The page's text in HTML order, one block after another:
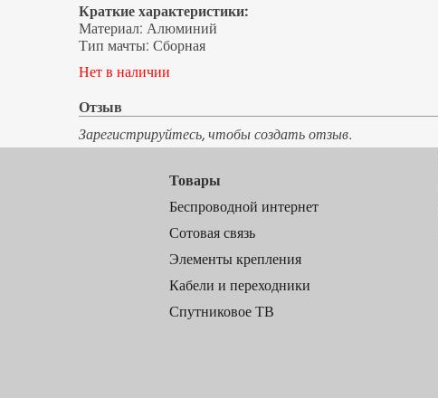
Краткие характеристики:
Материал: Алюминий
Тип мачты: Сборная
Нет в наличии
Отзыв
Зарегистрируйтесь, чтобы создать отзыв.
Товары
Беспроводной интернет
Сотовая связь
Элементы крепления
Кабели и переходники
Спутниковое ТВ